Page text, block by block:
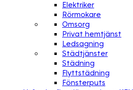
Elektriker
Rörmokare
Omsorg
Privat hemtjänst
Ledsagning
Städtjänster
Städning
Flyttstädning
Fönsterputs